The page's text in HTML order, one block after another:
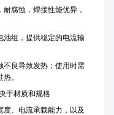
腐蚀，焊接性能优异，
池组，提供稳定的电流输
不良导致发热；使用时需
。
于材质和规格
度、电流承载能力，以及